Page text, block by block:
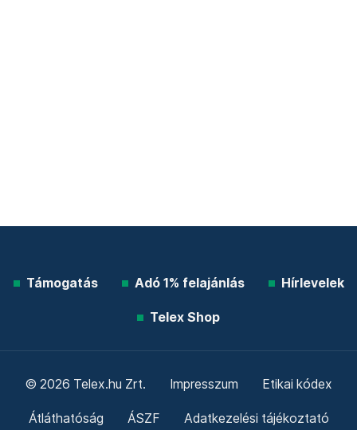
Támogatás Adó 1% felajánlás Hírlevelek
Telex Shop
© 2026 Telex.hu Zrt. Impresszum Etikai kódex
Átláthatóság ÁSZF Adatkezelési tájékoztató